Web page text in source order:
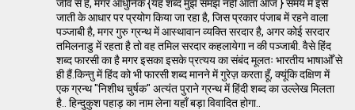
जीव से है, मगर आधुनिक {यह शब्द मुझे समझ नहीं आता आज } समय में इसे
जाती के आधार पर प्रयोग किया जा रहा है, जिस प्रकार पंजाब में रहने वाला
पञ्जाबी है, मगर गुरु ग्रन्थ में आस्थावान व्यक्ति सरदार है, अगर कोई सरदार
तमिलनाडु में रहता है तो वह तमिल सरदार कहलायेगा न की पञ्जाबी. वैसे हिंद
शब्द फारसी का है मगर इसका इसके प्रत्यय का संबंद मूलतः भारतीय भाषाओँ से
ही हैं.किन्तु में हिंद को भी फारसी शब्द मानने में गुरेज़ करता हूँ, क्यूंकि दक्षिण में
एक ग्रन्थ "निशीथ चुर्षक" अत्यंत पुराने ग्रन्थ में हिंदी शब्द का उल्लेख मिलता
है.. हिन्दुकुश पहाड़ का नाम लेना यहाँ बड़ा विवादित होगा..